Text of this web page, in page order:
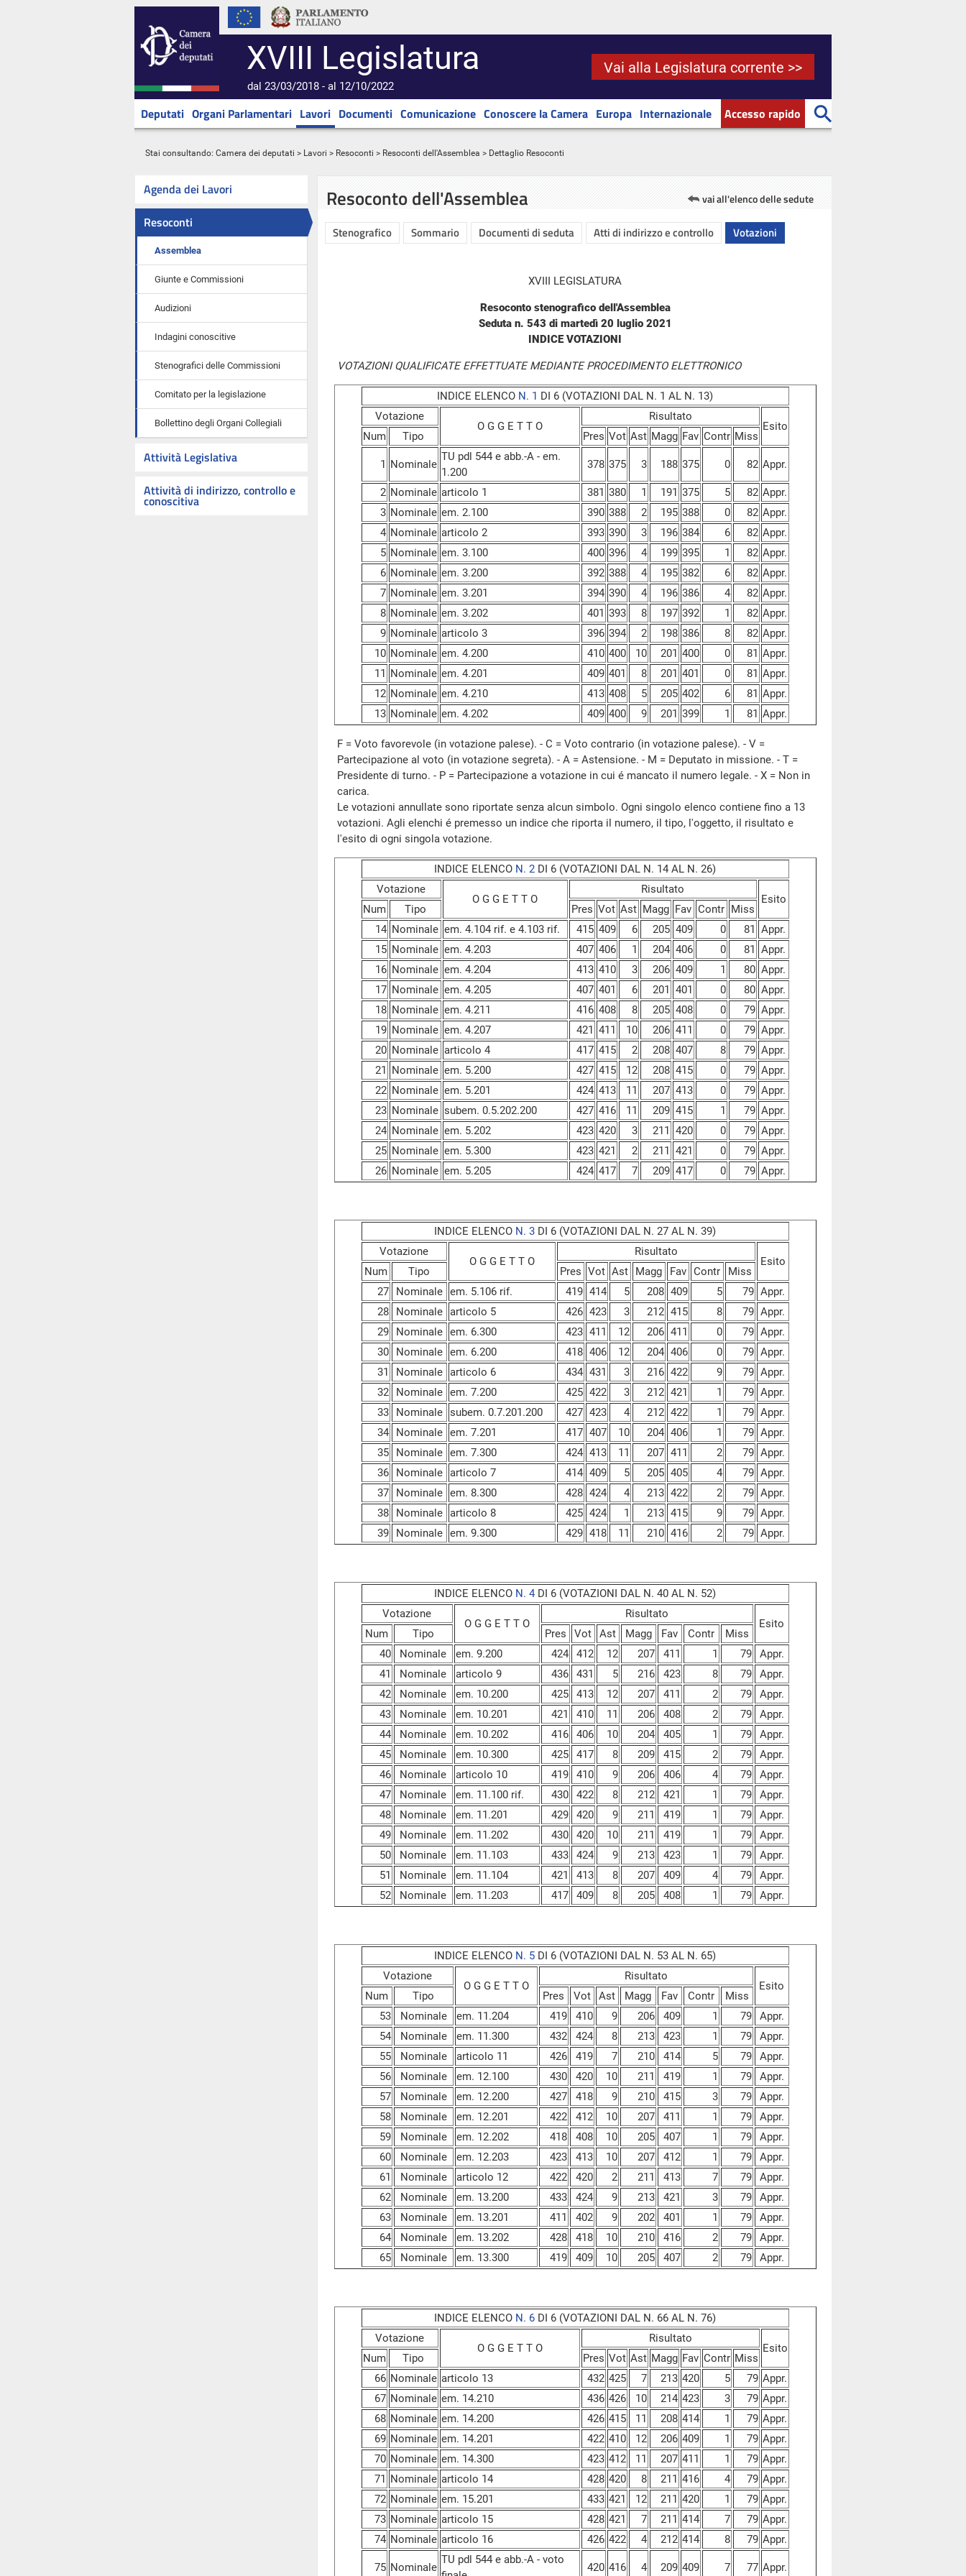
XVIII Legislatura
dal 23/03/2018 - al 12/10/2022
Vai alla Legislatura corrente >>
Deputati Organi Parlamentari Lavori Documenti Comunicazione Conoscere la Camera Europa Internazionale Accesso rapido
Stai consultando: Camera dei deputati > Lavori > Resoconti > Resoconti dell'Assemblea > Dettaglio Resoconti
Agenda dei Lavori
Resoconti
Assemblea
Giunte e Commissioni
Audizioni
Indagini conoscitive
Stenografici delle Commissioni
Comitato per la legislazione
Bollettino degli Organi Collegiali
Attività Legislativa
Attività di indirizzo, controllo e
conoscitiva
Resoconto dell'Assemblea vai all'elenco delle sedute
Stenografico Sommario Documenti di seduta Atti di indirizzo e controllo Votazioni
XVIII LEGISLATURA
Resoconto stenografico dell'Assemblea
Seduta n. 543 di martedì 20 luglio 2021
INDICE VOTAZIONI
VOTAZIONI QUALIFICATE EFFETTUATE MEDIANTE PROCEDIMENTO ELETTRONICO
INDICE ELENCO N. 1 DI 6 (VOTAZIONI DAL N. 1 AL N. 13)
Votazione
O G G E T T O
Risultato
Esito
Num Tipo Pres Vot Ast Magg Fav Contr Miss
1 Nominale
TU pdl 544 e abb.-A - em.
1.200
378 375 3 188 375 0 82 Appr.
2 Nominale articolo 1 381 380 1 191 375 5 82 Appr.
3 Nominale em. 2.100 390 388 2 195 388 0 82 Appr.
4 Nominale articolo 2 393 390 3 196 384 6 82 Appr.
5 Nominale em. 3.100 400 396 4 199 395 1 82 Appr.
6 Nominale em. 3.200 392 388 4 195 382 6 82 Appr.
7 Nominale em. 3.201 394 390 4 196 386 4 82 Appr.
8 Nominale em. 3.202 401 393 8 197 392 1 82 Appr.
9 Nominale articolo 3 396 394 2 198 386 8 82 Appr.
10 Nominale em. 4.200 410 400 10 201 400 0 81 Appr.
11 Nominale em. 4.201 409 401 8 201 401 0 81 Appr.
12 Nominale em. 4.210 413 408 5 205 402 6 81 Appr.
13 Nominale em. 4.202 409 400 9 201 399 1 81 Appr.
F = Voto favorevole (in votazione palese). - C = Voto contrario (in votazione palese). - V =
Partecipazione al voto (in votazione segreta). - A = Astensione. - M = Deputato in missione. - T =
Presidente di turno. - P = Partecipazione a votazione in cui é mancato il numero legale. - X = Non in
carica.
Le votazioni annullate sono riportate senza alcun simbolo. Ogni singolo elenco contiene fino a 13
votazioni. Agli elenchi é premesso un indice che riporta il numero, il tipo, l'oggetto, il risultato e
l'esito di ogni singola votazione.
INDICE ELENCO N. 2 DI 6 (VOTAZIONI DAL N. 14 AL N. 26)
Votazione
O G G E T T O
Risultato
Esito
Num Tipo Pres Vot Ast Magg Fav Contr Miss
14 Nominale em. 4.104 rif. e 4.103 rif. 415 409 6 205 409 0 81 Appr.
15 Nominale em. 4.203 407 406 1 204 406 0 81 Appr.
16 Nominale em. 4.204 413 410 3 206 409 1 80 Appr.
17 Nominale em. 4.205 407 401 6 201 401 0 80 Appr.
18 Nominale em. 4.211 416 408 8 205 408 0 79 Appr.
19 Nominale em. 4.207 421 411 10 206 411 0 79 Appr.
20 Nominale articolo 4 417 415 2 208 407 8 79 Appr.
21 Nominale em. 5.200 427 415 12 208 415 0 79 Appr.
22 Nominale em. 5.201 424 413 11 207 413 0 79 Appr.
23 Nominale subem. 0.5.202.200 427 416 11 209 415 1 79 Appr.
24 Nominale em. 5.202 423 420 3 211 420 0 79 Appr.
25 Nominale em. 5.300 423 421 2 211 421 0 79 Appr.
26 Nominale em. 5.205 424 417 7 209 417 0 79 Appr.
INDICE ELENCO N. 3 DI 6 (VOTAZIONI DAL N. 27 AL N. 39)
Votazione
O G G E T T O
Risultato
Esito
Num Tipo Pres Vot Ast Magg Fav Contr
Miss
27
Nominale em. 5.106 rif. 419 414 5 208 409 5 79 Appr.
28
Nominale articolo 5 426 423 3 212 415 8 79 Appr.
29
Nominale em. 6.300 423 411 12 206 411 0 79 Appr.
30
Nominale em. 6.200 418 406 12 204 406 0 79 Appr.
31
Nominale articolo 6 434 431 3 216 422 9 79 Appr.
32
Nominale em. 7.200 425 422 3 212 421 1 79 Appr.
33
Nominale subem. 0.7.201.200 427 423 4 212 422 1 79 Appr.
34
Nominale em. 7.201 417 407 10 204 406 1 79 Appr.
35
Nominale em. 7.300 424 413 11 207 411 2 79 Appr.
36
Nominale articolo 7 414 409 5 205 405 4 79 Appr.
37
Nominale em. 8.300 428 424 4 213 422 2 79 Appr.
38
Nominale articolo 8 425 424 1 213 415 9 79 Appr.
39
Nominale em. 9.300 429 418 11 210 416 2 79 Appr.
INDICE ELENCO N. 4 DI 6 (VOTAZIONI DAL N. 40 AL N. 52)
Votazione
O G G E T T O
Risultato
Esito
Num Tipo Pres Vot Ast Magg Fav Contr
Miss
40
Nominale em. 9.200 424 412 12 207 411 1 79
Appr.
41
Nominale articolo 9 436 431 5 216 423 8 79
Appr.
42
Nominale em. 10.200 425 413 12 207 411 2 79
Appr.
43
Nominale em. 10.201 421 410 11 206 408 2 79
Appr.
44
Nominale em. 10.202 416 406 10 204 405 1 79
Appr.
45
Nominale em. 10.300 425 417 8 209 415 2 79
Appr.
46
Nominale articolo 10 419 410 9 206 406 4 79
Appr.
47
Nominale em. 11.100 rif. 430 422 8 212 421 1 79
Appr.
48
Nominale em. 11.201 429 420 9 211 419 1 79
Appr.
49
Nominale em. 11.202 430 420 10 211 419 1 79
Appr.
50
Nominale em. 11.103 433 424 9 213 423 1 79
Appr.
51
Nominale em. 11.104 421 413 8 207 409 4 79
Appr.
52
Nominale em. 11.203 417 409 8 205 408 1 79 Appr.
INDICE ELENCO N. 5 DI 6 (VOTAZIONI DAL N. 53 AL N. 65)
Votazione
O G G E T T O
Risultato
Esito
Num Tipo Pres Vot Ast Magg Fav Contr
Miss
53
Nominale em. 11.204 419 410 9 206 409 1 79
Appr.
54
Nominale em. 11.300 432 424 8 213 423 1 79
Appr.
55
Nominale articolo 11 426 419 7 210 414 5 79
Appr.
56
Nominale em. 12.100 430 420 10 211 419 1 79
Appr.
57
Nominale em. 12.200 427 418 9 210 415 3 79
Appr.
58
Nominale em. 12.201 422 412 10 207 411 1 79
Appr.
59
Nominale em. 12.202 418 408 10 205 407 1 79
Appr.
60
Nominale em. 12.203 423 413 10 207 412 1 79
Appr.
61
Nominale articolo 12 422 420 2 211 413 7 79
Appr.
62
Nominale em. 13.200 433 424 9 213 421 3 79
Appr.
63
Nominale em. 13.201 411 402 9 202 401 1 79
Appr.
64
Nominale em. 13.202 428 418 10 210 416 2 79
Appr.
65
Nominale em. 13.300 419 409 10 205 407 2 79 Appr.
INDICE ELENCO N. 6 DI 6 (VOTAZIONI DAL N. 66 AL N. 76)
Votazione
O G G E T T O
Risultato
Esito
Num Tipo Pres Vot Ast Magg Fav Contr Miss
66 Nominale articolo 13 432 425 7 213 420 5 79 Appr.
67 Nominale em. 14.210 436 426 10 214 423 3 79 Appr.
68 Nominale em. 14.200 426 415 11 208 414 1 79 Appr.
69 Nominale em. 14.201 422 410 12 206 409 1 79 Appr.
70 Nominale em. 14.300 423 412 11 207 411 1 79 Appr.
71 Nominale articolo 14 428 420 8 211 416 4 79 Appr.
72 Nominale em. 15.201 433 421 12 211 420 1 79 Appr.
73 Nominale articolo 15 428 421 7 211 414 7 79 Appr.
74 Nominale articolo 16 426 422 4 212 414 8 79 Appr.
75 Nominale
TU pdl 544 e abb.-A - voto
420 416 4 209 409 7 77 Appr.